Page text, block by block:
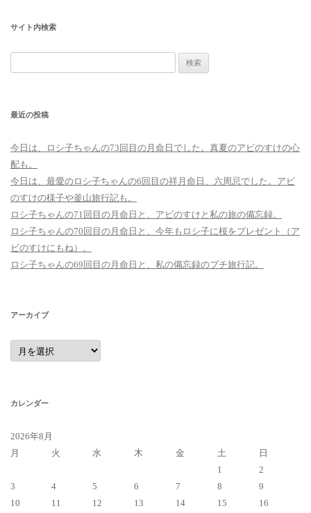
シ
サイト内検索
索:
最近の投稿
今日は、ロシ子ちゃんの73回目の月命日でした。真夏のアビのすけの心
配も。
今日は、最愛のロシ子ちゃんの6回目の祥月命日、六周忌でした。アビ
のすけの様子や釜山旅行記も。
ロシ子ちゃんの71回目の月命日と、アビのすけと私の旅の備忘録。
ロシ子ちゃんの70回目の月命日と、今年もロシ子に桜をプレゼント（ア
ビのすけにもね）。
ロシ子ちゃんの69回目の月命日と、私の備忘録のプチ旅行記。
アーカイブ
ア
ー
カ
カレンダー
2026年8月
月
火 水 木 金 土
日
1
2
3
4 5 6 7 8
9
10
11 12 13 14 15
16